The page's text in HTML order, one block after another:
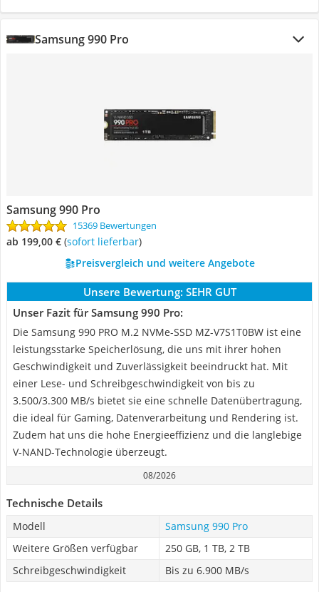
Samsung 990 Pro
Samsung 990 Pro
15369 Bewertungen
ab 199,00 € ( Sofort lieferbar)
Preisvergleich und weitere Angebote
Unsere Bewertung: SEHR GUT
Unser Fazit für Samsung 990 Pro:
Die Samsung 990 PRO M.2 NVMe-SSD MZ-V7S1T0BW ist eine
leistungsstarke Speicherlösung, die uns mit ihrer hohen
Geschwindigkeit und Zuverlässigkeit beeindruckt hat. Mit
einer Lese- und Schreibgeschwindigkeit von bis zu
3.500/3.300 MB/s bietet sie eine schnelle Datenübertragung,
die ideal für Gaming, Datenverarbeitung und Rendering ist.
Zudem hat uns die hohe Energieeffizienz und die langlebige
V-NAND-Technologie überzeugt.
08/2026
Technische Details
Modell
Samsung 990 Pro
Weitere Größen verfügbar
250 GB, 1 TB, 2 TB
Schreibgeschwindigkeit
Bis zu 6.900 MB/s